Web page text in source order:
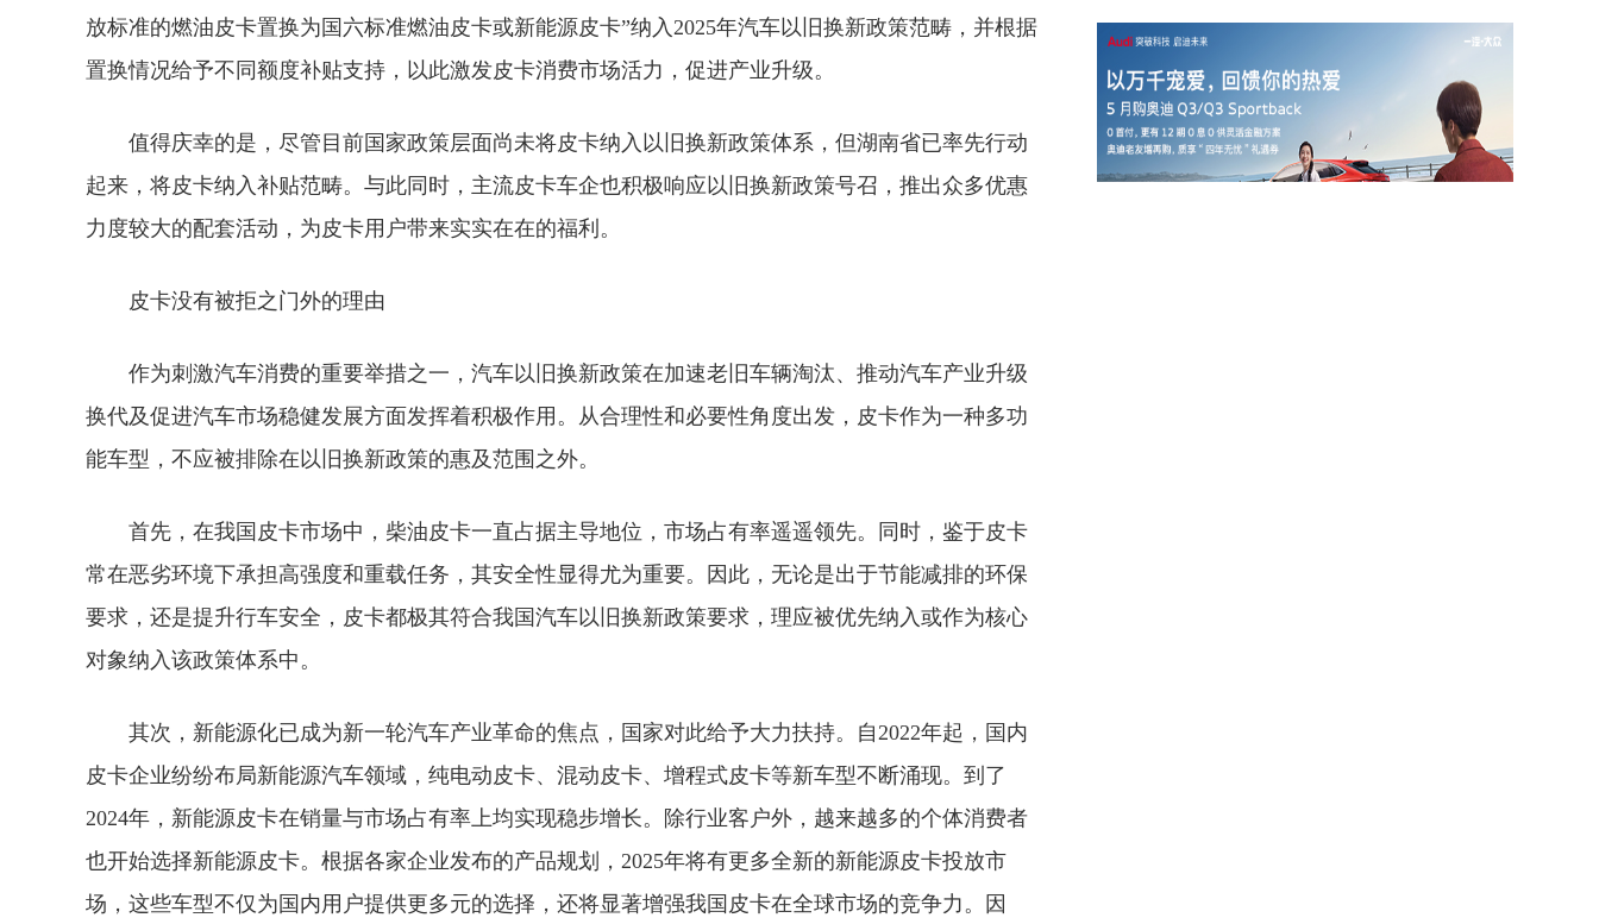
放标准的燃油皮卡置换为国六标准燃油皮卡或新能源皮卡”纳入2025年汽车以旧换新政策范畴，并根据
置换情况给予不同额度补贴支持，以此激发皮卡消费市场活力，促进产业升级。
值得庆幸的是，尽管目前国家政策层面尚未将皮卡纳入以旧换新政策体系，但湖南省已率先行动
起来，将皮卡纳入补贴范畴。与此同时，主流皮卡车企也积极响应以旧换新政策号召，推出众多优惠
力度较大的配套活动，为皮卡用户带来实实在在的福利。
皮卡没有被拒之门外的理由
作为刺激汽车消费的重要举措之一，汽车以旧换新政策在加速老旧车辆淘汰、推动汽车产业升级
换代及促进汽车市场稳健发展方面发挥着积极作用。从合理性和必要性角度出发，皮卡作为一种多功
能车型，不应被排除在以旧换新政策的惠及范围之外。
首先，在我国皮卡市场中，柴油皮卡一直占据主导地位，市场占有率遥遥领先。同时，鉴于皮卡
常在恶劣环境下承担高强度和重载任务，其安全性显得尤为重要。因此，无论是出于节能减排的环保
要求，还是提升行车安全，皮卡都极其符合我国汽车以旧换新政策要求，理应被优先纳入或作为核心
对象纳入该政策体系中。
其次，新能源化已成为新一轮汽车产业革命的焦点，国家对此给予大力扶持。自2022年起，国内
皮卡企业纷纷布局新能源汽车领域，纯电动皮卡、混动皮卡、增程式皮卡等新车型不断涌现。到了
2024年，新能源皮卡在销量与市场占有率上均实现稳步增长。除行业客户外，越来越多的个体消费者
也开始选择新能源皮卡。根据各家企业发布的产品规划，2025年将有更多全新的新能源皮卡投放市
场，这些车型不仅为国内用户提供更多元的选择，还将显著增强我国皮卡在全球市场的竞争力。因